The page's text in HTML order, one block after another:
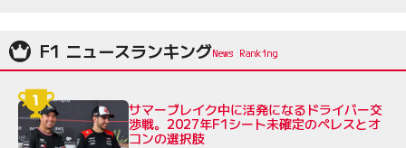
F1 ニュースランキング
サマーブレイク中に活発になるドライバー交
渉戦。2027年F1シート未確定のペレスとオ
コンの選択肢